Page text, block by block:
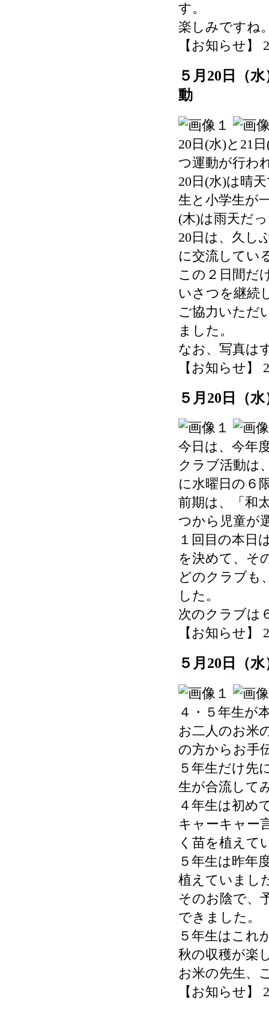
す。
楽しみですね
【お知らせ】
５月20日（
動
20日(水)と21
つ運動が行わ
20日(水)は晴
生と小学生が
(木)は雨天だ
20日は、久し
に交流してい
この２日間だ
いさつを継続
ご協力いただ
ました。
なお、写真は
【お知らせ】
５月20日（
今日は、今年
クラブ活動は
に水曜日の６
前期は、「和
つから児童が
１回目の本日
を決めて、そ
どのクラブも
した。
次のクラブは
【お知らせ】
５月20日（
４・５年生が
お二人のお米
の方からお手
５年生だけ先
生が合流して
４年生は初め
キャーキャー
く苗を植えて
５年生は昨年
植えていまし
そのお陰で、
できました。
５年生はこれ
秋の収穫が楽
お米の先生、
【お知らせ】